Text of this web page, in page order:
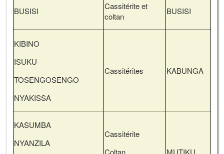
BUSISI
Cassitérite et
coltan
BUSISI
KIBINO
ISUKU
TOSENGOSENGO
NYAKISSA
Cassitérites KABUNGA
KASUMBA
NYANZILA
Cassitérite
Coltan
MUTIKU